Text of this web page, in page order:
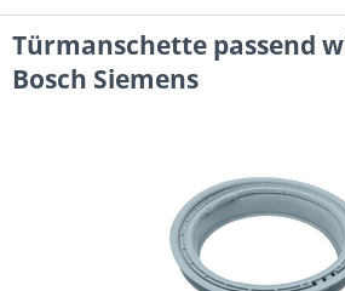
Türmanschette passend
Bosch Siemens